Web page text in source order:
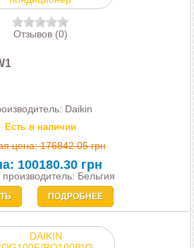
Отзывов (0)
Daikin
Есть в наличии
цена:176842.05 грн
100180.30 грн
Бельгия
ПОДРОБНЕЕ